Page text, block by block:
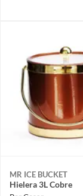
MR ICE BUCKET
Hielera 3L Cobre